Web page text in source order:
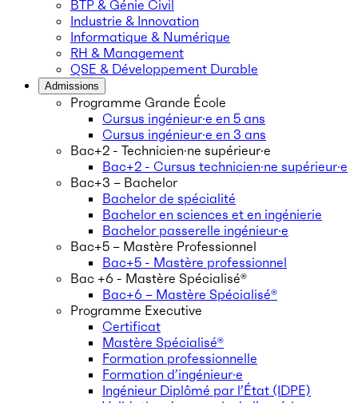
BTP & Génie Civil
Industrie & Innovation
Informatique & Numérique
RH & Management
QSE & Développement Durable
Admissions
Programme Grande École
Cursus ingénieur·e en 5 ans
Cursus ingénieur·e en 3 ans
Bac+2 - Technicien·ne supérieur·e
Bac+2 - Cursus technicien·ne supérieur·e
Bac+3 – Bachelor
Bachelor de spécialité
Bachelor en sciences et en ingénierie
Bachelor passerelle ingénieur·e
Bac+5 – Mastère Professionnel
Bac+5 - Mastère professionnel
Bac +6 - Mastère Spécialisé®
Bac+6 – Mastère Spécialisé®
Programme Executive
Certificat
Mastère Spécialisé®
Formation professionnelle
Formation d’ingénieur·e
Ingénieur Diplômé par l’État (IDPE)